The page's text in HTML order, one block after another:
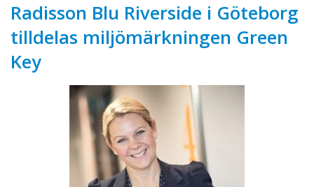
Radisson Blu Riverside i Göteborg
tilldelas miljömärkningen Green
Key